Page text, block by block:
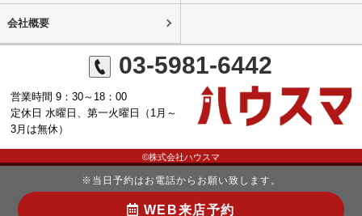
会社概要
03-5981-6442
営業時間 9：30～18：00
定休日 水曜日、第一火曜日（1月～
3月は無休）
©株式会社ハウスマ
※当日予約はお電話からお願い致します。
WEB来店予約